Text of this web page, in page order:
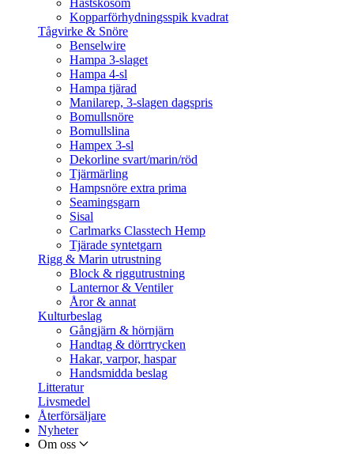
Hästskosöm
Kopparförhydningsspik kvadrat
Tågvirke & Snöre
Benselwire
Hampa 3-slaget
Hampa 4-sl
Hampa tjärad
Manilarep, 3-slagen dagspris
Bomullsnöre
Bomullslina
Hampex 3-sl
Dekorline svart/marin/röd
Tjärmärling
Hampsnöre extra prima
Seamingsgarn
Sisal
Carlmarks Classtech Hemp
Tjärade syntetgarn
Rigg & Marin utrustning
Block & riggutrustning
Lanternor & Ventiler
Åror & annat
Kulturbeslag
Gångjärn & hörnjärn
Handtag & dörrtrycken
Hakar, varpor, haspar
Handsmidda beslag
Litteratur
Livsmedel
Återförsäljare
Nyheter
Om oss